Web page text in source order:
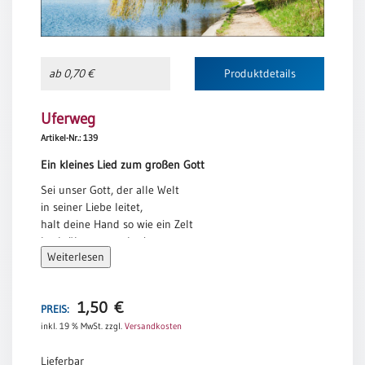
Einzelposter
Hefte
Jahreslosung
Restbestände
Bücher
Urkundenscheine
und führe uns an deiner Hand,
damit wir sicher schreiten!
ab 0,70 €
Produktdetails
Uferweg
Artikel-Nr.: 139
Ein kleines Lied zum großen Gott
Sei unser Gott, der alle Welt
in seiner Liebe leitet,
halt deine Hand so wie ein Zelt
hoch über uns gebreitet.
Sei nah in allem, was geschieht,
sei unser Gott, der alles sieht,
und hör, was wir dir singen.
wo immer Menschen träumen,
Weiterlesen
PREIS: 1,50 €
inkl. 19 % MwSt. zzgl. Versandkosten
Lieferbar